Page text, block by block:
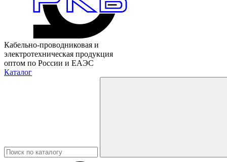
Кабельно-проводниковая и
электротехническая продукция
оптом по России и ЕАЭС
Каталог